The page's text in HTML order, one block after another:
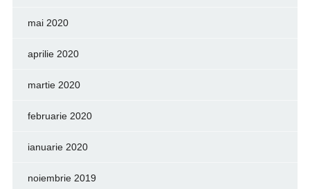
mai 2020
aprilie 2020
martie 2020
februarie 2020
ianuarie 2020
noiembrie 2019